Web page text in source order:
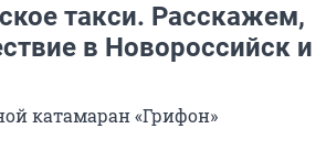
такси. Расскажем,
в Новороссийск и
катамаран «Грифон»